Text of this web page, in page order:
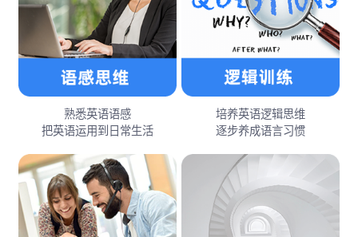
熟悉英语语感
把英语运用到日常生活
培养英语逻辑思维
逐步养成语言习惯